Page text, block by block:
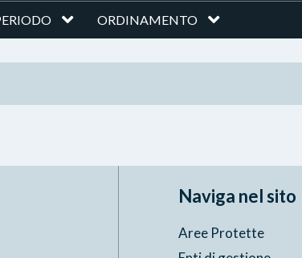
ORDINAMENTO
Naviga nel sito
Aree Protette